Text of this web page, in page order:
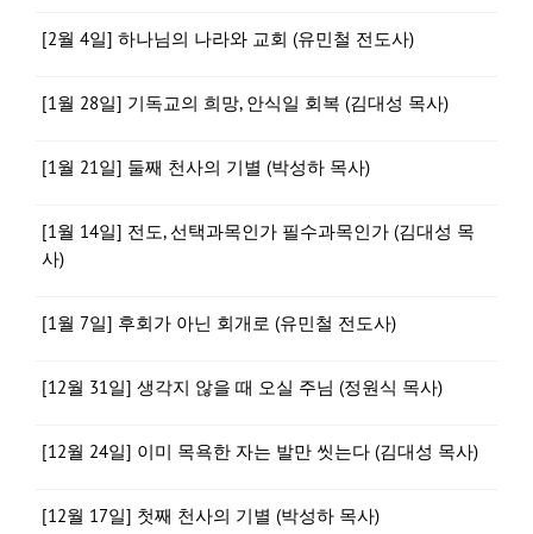
[2월 4일] 하나님의 나라와 교회 (유민철 전도사)
[1월 28일] 기독교의 희망, 안식일 회복 (김대성 목사)
[1월 21일] 둘째 천사의 기별 (박성하 목사)
[1월 14일] 전도, 선택과목인가 필수과목인가 (김대성 목
사)
[1월 7일] 후회가 아닌 회개로 (유민철 전도사)
[12월 31일] 생각지 않을 때 오실 주님 (정원식 목사)
[12월 24일] 이미 목욕한 자는 발만 씻는다 (김대성 목사)
[12월 17일] 첫째 천사의 기별 (박성하 목사)